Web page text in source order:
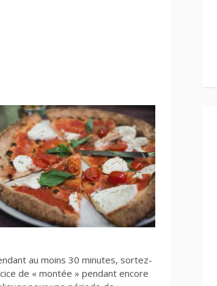
au moins 30 minutes, sortez-
de « montée » pendant encore